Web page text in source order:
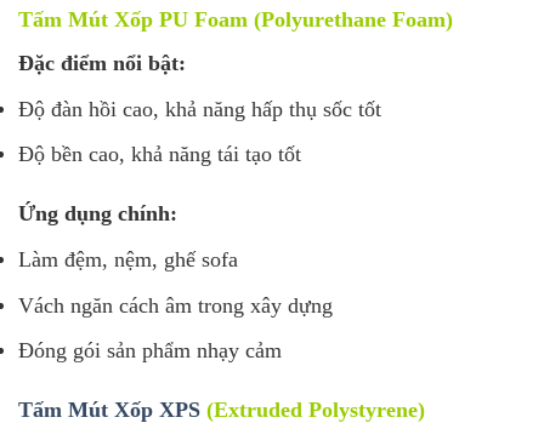
Tấm Mút Xốp PU Foam (Polyurethane Foam)
Đặc điểm nổi bật:
Độ đàn hồi cao, khả năng hấp thụ sốc tốt
Độ bền cao, khả năng tái tạo tốt
Ứng dụng chính:
Làm đệm, nệm, ghế sofa
Vách ngăn cách âm trong xây dựng
Đóng gói sản phẩm nhạy cảm
Tấm Mút Xốp XPS (Extruded Polystyrene)